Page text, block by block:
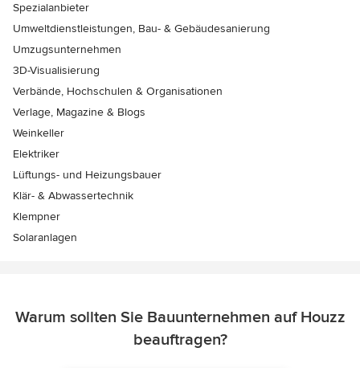
Spezialanbieter
Umweltdienstleistungen, Bau- & Gebäudesanierung
Umzugsunternehmen
3D-Visualisierung
Verbände, Hochschulen & Organisationen
Verlage, Magazine & Blogs
Weinkeller
Elektriker
Lüftungs- und Heizungsbauer
Klär- & Abwassertechnik
Klempner
Solaranlagen
Warum sollten Sie Bauunternehmen auf Houzz
beauftragen?